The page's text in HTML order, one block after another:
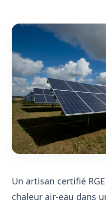
Un artisan certifié
chaleur air-eau dans